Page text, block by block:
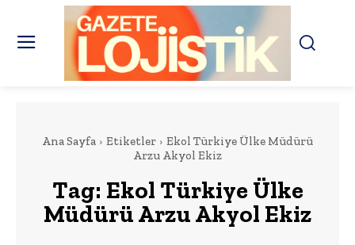
Ana Sayfa Etiketler
Ekol Türkiye Ülke Müdürü
Arzu Akyol Ekiz
Tag: Ekol Türkiye Ülke
Müdürü Arzu Akyol Ekiz